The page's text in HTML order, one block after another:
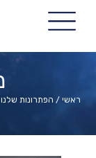
ראשי / הפתרונות שלנו